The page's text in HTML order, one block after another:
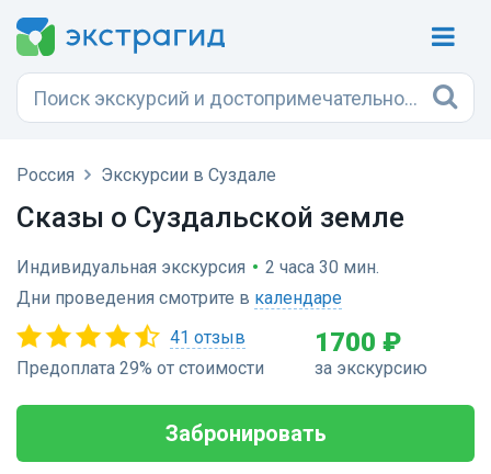
Россия Экскурсии в Суздале
Сказы о Суздальской земле
Индивидуальная экскурсия • 2 часа 30 мин.
Дни проведения смотрите в календаре
41 отзыв
Предоплата 29% от стоимости
1700 ₽
за экскурсию
Забронировать